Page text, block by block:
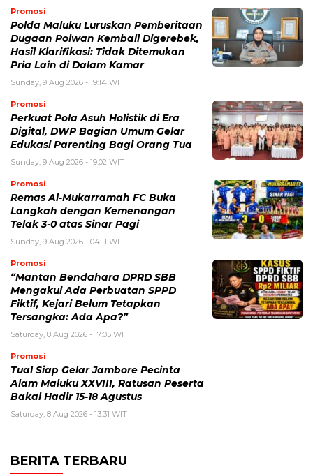
Promosi
Polda Maluku Luruskan Pemberitaan
Dugaan Polwan Kembali Digerebek,
Hasil Klarifikasi: Tidak Ditemukan
Pria Lain di Dalam Kamar
Sunday, 9 Aug 2026 - 19:14 WIT
Promosi
Perkuat Pola Asuh Holistik di Era
Digital, DWP Bagian Umum Gelar
Edukasi Parenting Bagi Orang Tua
Sunday, 9 Aug 2026 - 19:02 WIT
Promosi
Remas Al-Mukarramah FC Buka
Langkah dengan Kemenangan
Telak 3-0 atas Sinar Pagi
Sunday, 9 Aug 2026 - 04:11 WIT
Promosi
“Mantan Bendahara DPRD SBB
Mengakui Ada Perbuatan SPPD
Fiktif, Kejari Belum Tetapkan
Tersangka: Ada Apa?”
Saturday, 8 Aug 2026 - 17:05 WIT
Promosi
Tual Siap Gelar Jambore Pecinta
Alam Maluku XXVIII, Ratusan Peserta
Bakal Hadir 15-18 Agustus
Saturday, 8 Aug 2026 - 13:31 WIT
BERITA TERBARU